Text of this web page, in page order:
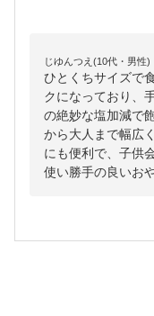
じゆんつえ(10代・男性)
ひとくちサイズで
クになっており、
の絶妙な塩加減で
から大人まで幅広
にも便利で、子供
使い勝手の良いお